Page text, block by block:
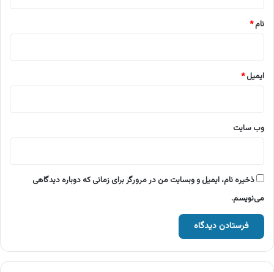
نام*
ایمیل*
وب‌ سایت
ذخیره نام، ایمیل و وبسایت من در مرورگر برای زمانی که دوباره دیدگاهی
می‌نویسم.